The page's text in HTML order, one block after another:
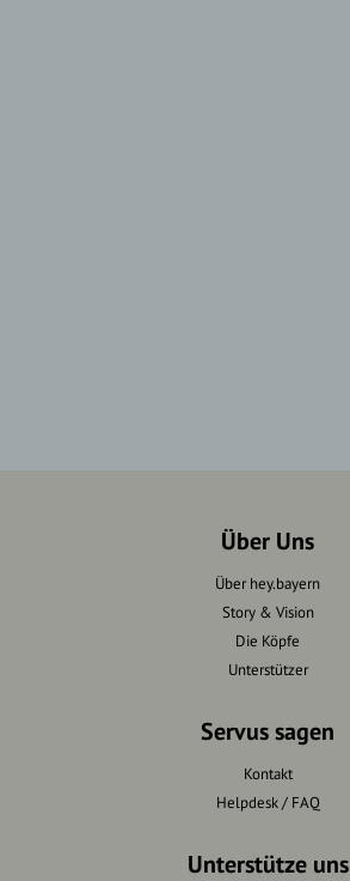
Über Uns
Über hey.bayern
Story & Vision
Die Köpfe
Unterstützer
Servus sagen
Kontakt
Helpdesk / FAQ
Unterstütze uns